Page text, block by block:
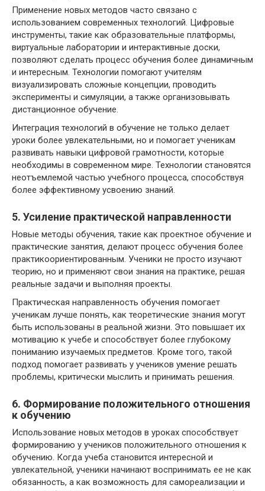
Применение новых методов часто связано с
использованием современных технологий. Цифровые
инструменты, такие как образовательные платформы,
виртуальные лаборатории и интерактивные доски,
позволяют сделать процесс обучения более динамичным
и интересным. Технологии помогают учителям
визуализировать сложные концепции, проводить
эксперименты и симуляции, а также организовывать
дистанционное обучение.
Интеграция технологий в обучение не только делает
уроки более увлекательными, но и помогает ученикам
развивать навыки цифровой грамотности, которые
необходимы в современном мире. Технологии становятся
неотъемлемой частью учебного процесса, способствуя
более эффективному усвоению знаний.
5. Усиление практической направленности
Новые методы обучения, такие как проектное обучение и
практические занятия, делают процесс обучения более
практикоориентированным. Ученики не просто изучают
теорию, но и применяют свои знания на практике, решая
реальные задачи и выполняя проекты.
Практическая направленность обучения помогает
ученикам лучше понять, как теоретические знания могут
быть использованы в реальной жизни. Это повышает их
мотивацию к учебе и способствует более глубокому
пониманию изучаемых предметов. Кроме того, такой
подход помогает развивать у учеников умение решать
проблемы, критически мыслить и принимать решения.
6. Формирование положительного отношения
к обучению
Использование новых методов в уроках способствует
формированию у учеников положительного отношения к
обучению. Когда учеба становится интересной и
увлекательной, ученики начинают воспринимать ее не как
обязанность, а как возможность для самореализации и